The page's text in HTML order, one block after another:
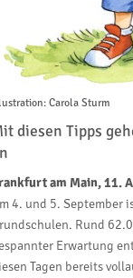
Carola Sturm
diesen Tipps
am Main, 11.
4. und 5. September
Rund
Erwartung
Tagen bereits